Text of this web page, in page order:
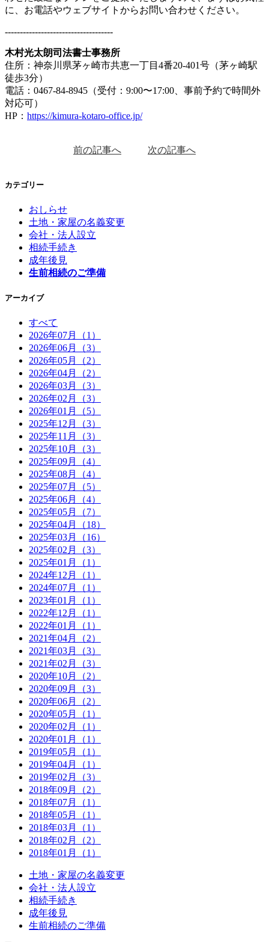
に、お電話やウェブサイトからお問い合わせください。
------------------------------------
木村光太朗司法書士事務所
住所：神奈川県茅ヶ崎市共恵一丁目4番20-401号（茅ヶ崎駅
徒歩3分）
電話：0467-84-8945（受付：9:00〜17:00、事前予約で時間外
対応可）
HP： https://kimura-kotaro-office.jp/
前の記事へ 次の記事へ
カテゴリー
おしらせ
土地・家屋の名義変更
会社・法人設立
相続手続き
成年後見
生前相続のご準備
アーカイブ
すべて
2026年07月（1）
2026年06月（3）
2026年05月（2）
2026年04月（2）
2026年03月（3）
2026年02月（3）
2026年01月（5）
2025年12月（3）
2025年11月（3）
2025年10月（3）
2025年09月（4）
2025年08月（4）
2025年07月（5）
2025年06月（4）
2025年05月（7）
2025年04月（18）
2025年03月（16）
2025年02月（3）
2025年01月（1）
2024年12月（1）
2024年07月（1）
2023年01月（1）
2022年12月（1）
2022年01月（1）
2021年04月（2）
2021年03月（3）
2021年02月（3）
2020年10月（2）
2020年09月（3）
2020年06月（2）
2020年05月（1）
2020年02月（1）
2020年01月（1）
2019年05月（1）
2019年04月（1）
2019年02月（3）
2018年09月（2）
2018年07月（1）
2018年05月（1）
2018年03月（1）
2018年02月（2）
2018年01月（1）
土地・家屋の名義変更
会社・法人設立
相続手続き
成年後見
生前相続のご準備